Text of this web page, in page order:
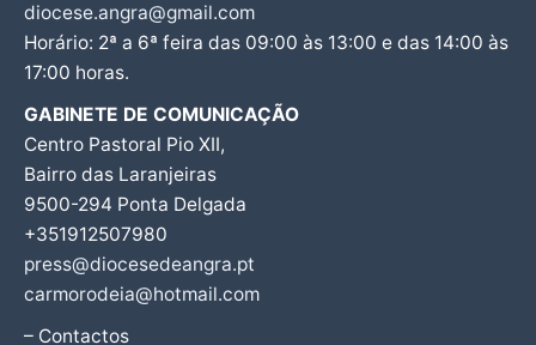
diocese.angra@gmail.com
Horário: 2ª a 6ª feira das 09:00 às 13:00 e das 14:00 às
17:00 horas.
GABINETE DE COMUNICAÇÃO
Centro Pastoral Pio XII,
Bairro das Laranjeiras
9500-294 Ponta Delgada
+351912507980
press@diocesedeangra.pt
carmorodeia@hotmail.com
– Contactos